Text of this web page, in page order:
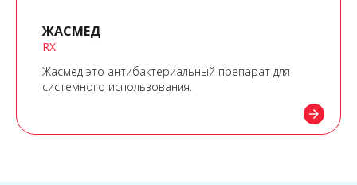
ЖАСМЕД
RX
Жасмед это антибактериальный препарат для
системного использования.
arrow_forward